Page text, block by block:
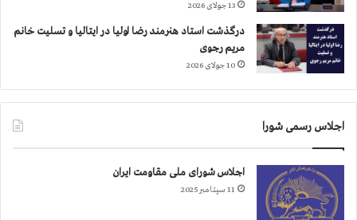
13 جولای 2026
درگذشت استاد هنرمند رضا اولیا در ایتالیا و تسلیت خانم
مریم رجوی
10 جولای 2026
اجلاس رسمی شورا
اجلاس شورای ملی مقاومت ایران
11 سپتامبر 2025